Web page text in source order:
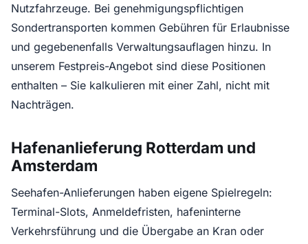
Nutzfahrzeuge. Bei genehmigungspflichtigen
Sondertransporten kommen Gebühren für Erlaubnisse
und gegebenenfalls Verwaltungsauflagen hinzu. In
unserem Festpreis-Angebot sind diese Positionen
enthalten – Sie kalkulieren mit einer Zahl, nicht mit
Nachträgen.
Hafenanlieferung Rotterdam und
Amsterdam
Seehafen-Anlieferungen haben eigene Spielregeln:
Terminal-Slots, Anmeldefristen, hafeninterne
Verkehrsführung und die Übergabe an Kran oder